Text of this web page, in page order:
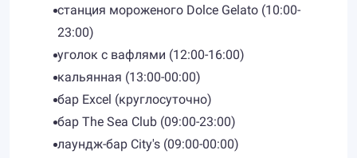
станция мороженого Dolce Gelato (10:00-
23:00)
уголок с вафлями (12:00-16:00)
кальянная (13:00-00:00)
бар Excel (круглосуточно)
бар The Sea Club (09:00-23:00)
лаундж-бар City's (09:00-00:00)